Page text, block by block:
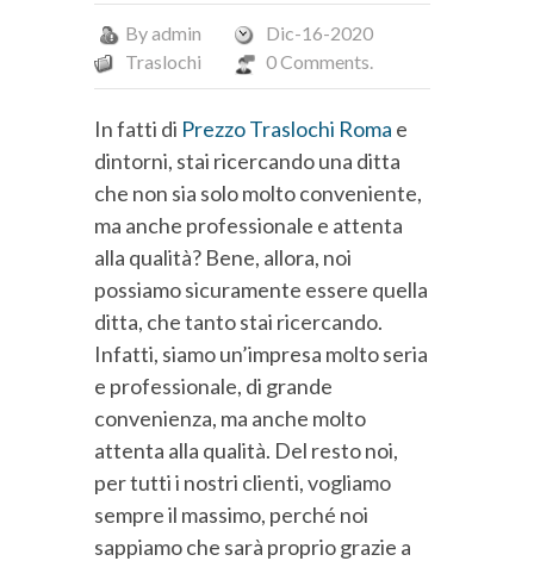
Byadmin
Dic-16-2020
Traslochi
0 Comments.
In fatti di Prezzo Traslochi Roma e
dintorni, stai ricercando una ditta
che non sia solo molto conveniente,
ma anche professionale e attenta
alla qualità? Bene, allora, noi
possiamo sicuramente essere quella
ditta, che tanto stai ricercando.
Infatti, siamo un’impresa molto seria
e professionale, di grande
convenienza, ma anche molto
attenta alla qualità. Del resto noi,
per tutti i nostri clienti, vogliamo
sempre il massimo, perché noi
sappiamo che sarà proprio grazie a